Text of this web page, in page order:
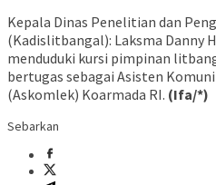
Kepala Dinas Penelitian dan
(Kadislitbangal): Laksma Danny
menduduki kursi pimpinan
bertugas sebagai Asisten
(Askomlek) Koarmada RI. (Ifa/*)
Sebarkan